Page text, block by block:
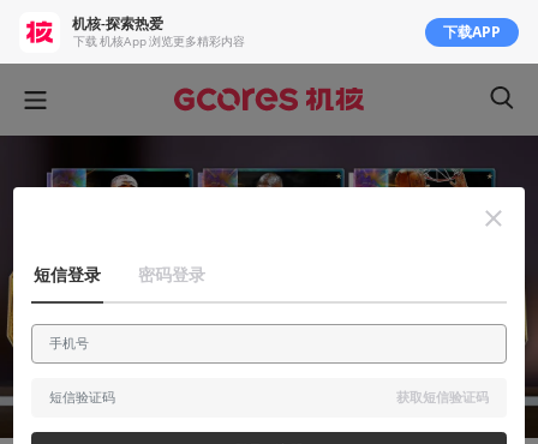
机核-探索热爱
下载 机核App 浏览更多精彩内容 下载APP
短信登录 密码登录
获取短信验证码